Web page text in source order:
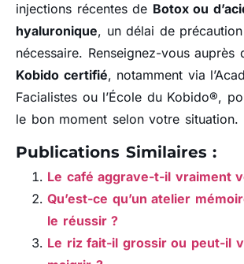
injections récentes de Botox ou
hyaluronique, un délai de
nécessaire. Renseignez-vous auprès
Kobido certifié, notamment via
Facialistes ou l’École du Kobido®,
le bon moment selon votre situation.
Publications Similaires :
Le café aggrave-t-il vraiment
Qu’est-ce qu’un atelier
le réussir ?
Le riz fait-il grossir ou peut-il